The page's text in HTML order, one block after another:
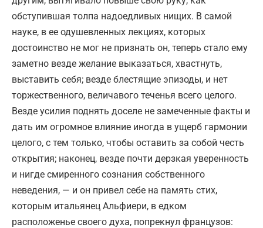
обступившая толпа надоедливых нищих. В самой
науке, в ее одушевленных лекциях, которых
достоинство не мог не признать он, теперь стало ему
заметно везде желание выказаться, хвастнуть,
выставить себя; везде блестящие эпизоды, и нет
торжественного, величавого теченья всего целого.
Везде усилия поднять доселе не замеченные факты и
дать им огромное влияние иногда в ущерб гармонии
целого, с тем только, чтобы оставить за собой честь
открытия; наконец, везде почти дерзкая уверенность
и нигде смиренного сознания собственного
неведения, — и он привел себе на память стих,
которым итальянец Альфиери, в едком
расположенье своего духа, попрекнул французов: